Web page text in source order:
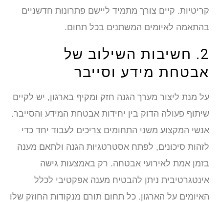
קריטיות. קיים צורך מתמיד ליישם פתרונות חדשניים
בהתאמה לאיומים המשתנים בכל תחום.
2. חשיבות השילוב של
אבטחת מידע וסייבר
על מנת ליצור מערך הגנה חזק ומקיף בארגון, יש לקיים
שיתוף פעולה הדוק בין יחידות אבטחת המידע והסייבר.
אנשי המקצוע משני התחומים צריכים לעבוד יחד כדי
לזהות סיכונים, לפתח אסטרטגיות הגנה ולתאם מענה
בזמן אמת לאירועי אבטחה. רק באמצעות גישה
אינטגרטיבית ניתן להבטיח מענה אפקטיבי לכלל
האיומים על הארגון. כל תחום תורם מנקודות החוזק שלו